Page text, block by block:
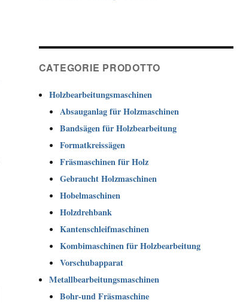
CATEGORIE PRODOTTO
Holzbearbeitungsmaschinen
Absauganlag für Holzmaschinen
Bandsägen für Holzbearbeitung
Formatkreissägen
Fräsmaschinen für Holz
Gebraucht Holzmaschinen
Hobelmaschinen
Holzdrehbank
Kantenschleifmaschinen
Kombimaschinen für Holzbearbeitung
Vorschubapparat
Metallbearbeitungsmaschinen
Bohr-und Fräsmaschine